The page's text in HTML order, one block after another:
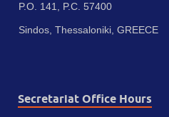
P.O. 141, P.C. 57400
Sindos, Thessaloniki, GREECE
Secretariat Office Hours